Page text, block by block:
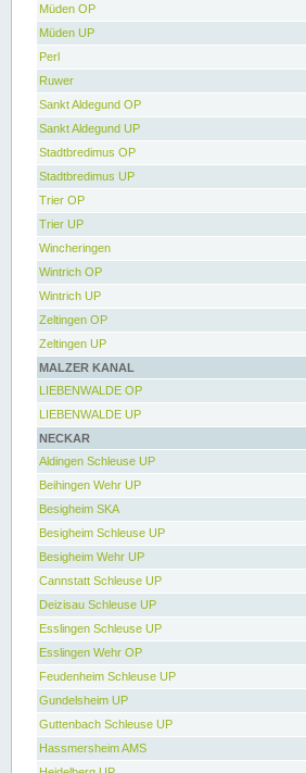
Müden OP
Müden UP
Perl
Ruwer
Sankt Aldegund OP
Sankt Aldegund UP
Stadtbredimus OP
Stadtbredimus UP
Trier OP
Trier UP
Wincheringen
Wintrich OP
Wintrich UP
Zeltingen OP
Zeltingen UP
MALZER KANAL
LIEBENWALDE OP
LIEBENWALDE UP
NECKAR
Aldingen Schleuse UP
Beihingen Wehr UP
Besigheim SKA
Besigheim Schleuse UP
Besigheim Wehr UP
Cannstatt Schleuse UP
Deizisau Schleuse UP
Esslingen Schleuse UP
Esslingen Wehr OP
Feudenheim Schleuse UP
Gundelsheim UP
Guttenbach Schleuse UP
Hassmersheim AMS